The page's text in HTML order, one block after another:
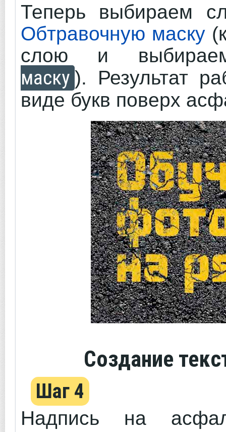
Теперь выбираем
Обтравочную маску
слою и
маску ). Результат
виде букв поверх
Создание
Шаг 4
Надпись на